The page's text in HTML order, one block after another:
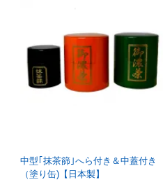
中型｢抹茶篩｣へら付き＆中蓋付き
（塗り缶)【日本製】